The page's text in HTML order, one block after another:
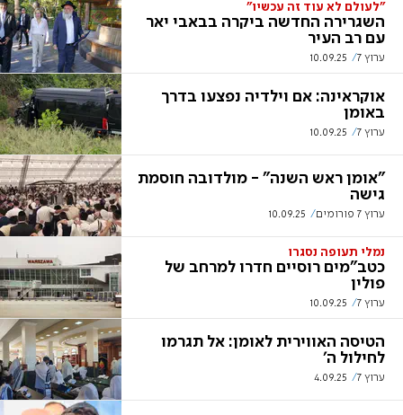
"לעולם לא עוד זה עכשיו"
השגרירה החדשה ביקרה בבאבי יאר
עם רב העיר
ערוץ 7 10.09.25
אוקראינה: אם וילדיה נפצעו בדרך
באומן
ערוץ 7 10.09.25
"אומן ראש השנה" - מולדובה חוסמת
גישה
ערוץ 7 פורומים 10.09.25
נמלי תעופה נסגרו
כטב"מים רוסיים חדרו למרחב של
פולין
ערוץ 7 10.09.25
הטיסה האווירית לאומן: אל תגרמו
לחילול ה'
ערוץ 7 4.09.25